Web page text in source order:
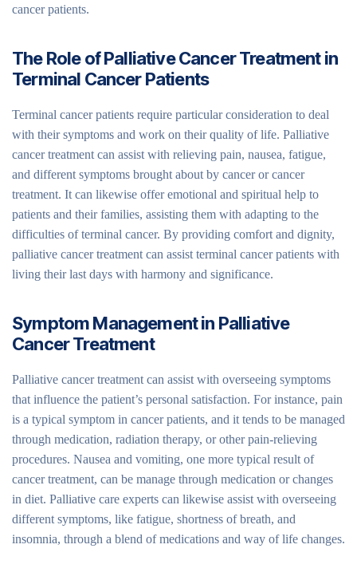
cancer patients.
The Role of Palliative Cancer Treatment in
Terminal Cancer Patients
Terminal cancer patients require particular consideration to deal
with their symptoms and work on their quality of life. Palliative
cancer treatment can assist with relieving pain, nausea, fatigue,
and different symptoms brought about by cancer or cancer
treatment. It can likewise offer emotional and spiritual help to
patients and their families, assisting them with adapting to the
difficulties of terminal cancer. By providing comfort and dignity,
palliative cancer treatment can assist terminal cancer patients with
living their last days with harmony and significance.
Symptom Management in Palliative
Cancer Treatment
Palliative cancer treatment can assist with overseeing symptoms
that influence the patient’s personal satisfaction. For instance, pain
is a typical symptom in cancer patients, and it tends to be managed
through medication, radiation therapy, or other pain-relieving
procedures. Nausea and vomiting, one more typical result of
cancer treatment, can be manage through medication or changes
in diet. Palliative care experts can likewise assist with overseeing
different symptoms, like fatigue, shortness of breath, and
insomnia, through a blend of medications and way of life changes.